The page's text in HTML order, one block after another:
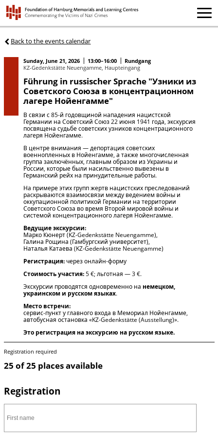
Back to the events calendar
Sunday, June 21, 2026 13:00–16:00
Rundgang
KZ-Gedenkstätte Neuengamme, Haupteingang
Führung in russischer Sprache "Узники из
Советского Союза в концентрационном
лагере Нойенгамме"
В связи с 85-й годовщиной нападения нацистской
Германии на Советский Союз 22 июня 1941 года, экскурсия
посвящена судьбе советских узников концентрационного
лагеря Нойенгамме.
В центре внимания — депортация советских
военнопленных в Нойенгамме, а также многочисленная
группа заключённых, главным образом из Украины и
России, которые были насильственно вывезены в
Германский рейх на принудительные работы.
На примере этих групп жертв нацистских преследований
раскрываются взаимосвязи между ведением войны и
оккупационной политикой Германии на территории
Советского Союза во время Второй мировой войны и
системой концентрационного лагеря Нойенгамме.
Ведущие экскурсии:
Марко Кюнерт (KZ-Gedenkstätte Neuengamme),
Галина Рощина (Гамбургский университет),
Наталья Катаева (KZ-Gedenkstätte Neuengamme)
Регистрация:через онлайн-форму
Стоимость участия:5 €; льготная — 3 €.
Экскурсии проводятся одновременно на немецком,
украинском и русском языках.
Место встречи:
сервис-пункт у главного входа в Мемориал Нойенгамме,
автобусная остановка «KZ-Gedenkstätte (Ausstellung)».
Это регистрация на экскурсию на русском языке.
Registration required
25 of 25 places available
Registration